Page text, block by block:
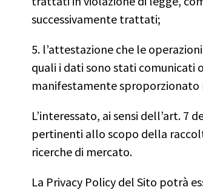
successivamente trattati;
5. l’attestazione che le
quali i dati sono stati comunicati
manifestamente
L’interessato, ai sensi dell’art.
pertinenti allo scopo della
ricerche di mercato.
La Privacy Policy del Sito potrà